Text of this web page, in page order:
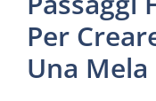
Per
Una